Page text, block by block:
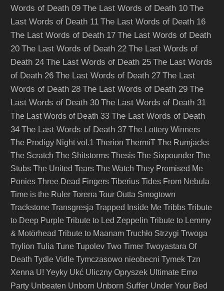
Words of Death 09 The Last Words of Death 10 The
Last Words of Death 11 The Last Words of Death 16
The Last Words of Death 17 The Last Words of Death
20 The Last Words of Death 22 The Last Words of
Death 24 The Last Words of Death 25 The Last Words
of Death 26 The Last Words of Death 27 The Last
Words of Death 28 The Last Words of Death 29 The
Last Words of Death 30 The Last Words of Death 31
The Last Words of Death 33 The Last Words of Death
34 The Last Words of Death 37 The Lottery Winners
The Prodigy Night vol.1 Therion ThermiT The Rumjacks
The Scratch The Shitstorms Thesis The Sixpounder The
Stubs The United Tears The Watch They Promised Me
Ponies Three Dead Fingers Tiberius Tides From Nebula
Time is the Ruler Torena Tour Outta Smogtown
Trackstone Transgresja Trapped Inside Me Tribbs Tribute
to Deep Purple Tribute to Led Zeppelin Tribute to Lemmy
& Motörhead Tribute to Maanam Truchło Strzygi Trwoga
Trylion Tulia Tune Tupolev Two Timer Twoyastara Of
Death Tydle Vidle Tymczasowo nieobecni Tymek Tzn
Xenna U! Yeyky Ukć Uliczny Opryszek Ultimate Emo
Party Unbeaten Unborn Unborn Suffer Under Your Bed